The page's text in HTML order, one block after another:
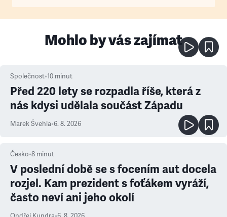
Mohlo by vás zajímat
Společnost•10 minut
Před 220 lety se rozpadla říše, která z
nás kdysi udělala součást Západu
Marek Švehla•6. 8. 2026
Česko•8 minut
V poslední době se s focením aut docela
rozjel. Kam prezident s foťákem vyráží,
často neví ani jeho okolí